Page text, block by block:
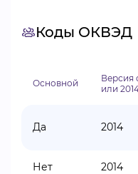
Коды ОКВЭД
Основной
Версия
или
Да 2014
Нет 2014